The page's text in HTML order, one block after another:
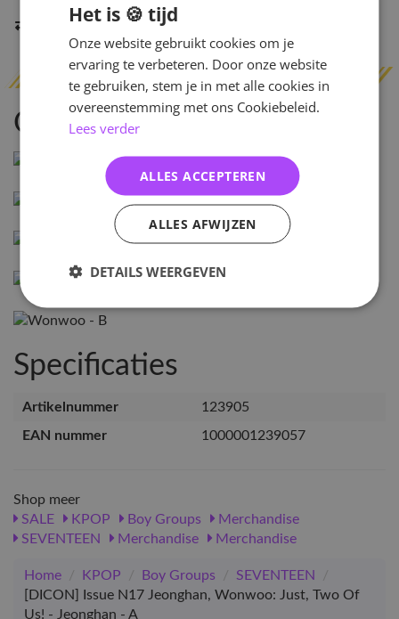
Indien op voorraadbinnen 2 werkdagen
Omschrijving
Specificaties
Artikelnummer
123905
EAN nummer
1000001239057
Shop meer
SALE
KPOP Boy Groups
Merchandise
SEVENTEEN
Merchandise Merchandise
Home / KPOP / Boy Groups / SEVENTEEN
/
[DICON] Issue N17 Jeonghan, Wonwoo: Just, Two Of
Us! - Jeonghan - A
Het is 🍪 tijd
Onze website gebruikt cookies om je
ervaring te verbeteren. Door onze website
te gebruiken, stem je in met alle cookies in
overeenstemming met ons Cookiebeleid.
Lees verder
ALLES ACCEPTEREN
ALLES AFWIJZEN
DETAILS WEERGEVEN